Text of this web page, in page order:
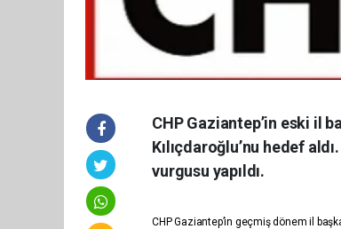
CHP Gaziantep’in eski il
Kılıçdaroğlu’nu hedef
vurgusu yapıldı.
CHP Gaziantep’in geçmiş dönem il